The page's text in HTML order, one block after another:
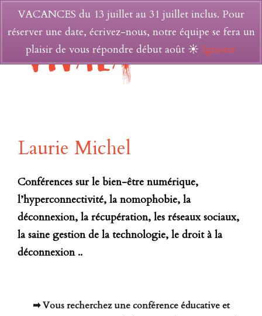
VACANCES du 13 juillet au 31 juillet inclus. Pour
réserver une date, écrivez-nous, notre équipe se fera un
plaisir de vous répondre début août ☀ Ignorer
Laurie Michel
Conférences surle bien-être numérique,
l’hyperconnectivité, la nomophobie, la
déconnexion, la récupération, les réseaux sociaux,
la saine gestion de la technologie, le droit à la
déconnexion ..
➡ Vous recherchez une conférence éducative et